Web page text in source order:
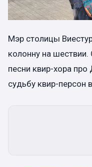
Мэр столицы
колонну на
песни квир-хора про
судьбу квир-персон